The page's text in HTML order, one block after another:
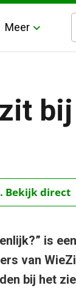
Meer
Bekijk direct
is
van
bij het